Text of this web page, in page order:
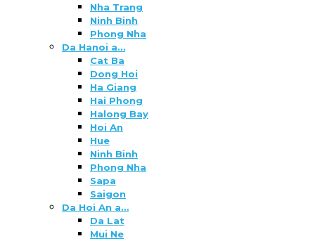
Nha Trang
Ninh Binh
Phong Nha
Da Hanoi a…
Cat Ba
Dong Hoi
Ha Giang
Hai Phong
Halong Bay
Hoi An
Hue
Ninh Binh
Phong Nha
Sapa
Saigon
Da Hoi An a…
Da Lat
Mui Ne